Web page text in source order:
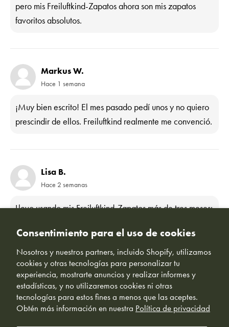
Consentimiento para el uso de cookies
Nosotros y nuestros partners, incluido Shopify, utilizamos
cookies y otras tecnologías para personalizar tu
experiencia, mostrarte anuncios y realizar informes y
estadísticas, y no utilizaremos cookies ni otras
tecnologías para estos fines a menos que las aceptes.
Obtén más información en nuestra Política de privacidad
pero mis Freiluftkind-Zapatos ahora son mis zapatos
favoritos absolutos.
Markus W.
Hace 1 semana
¡Muy bien escrito! El mes pasado pedí unos y no quiero
prescindir de ellos. Freiluftkind realmente me convenció.
Lisa B.
Hace 2 semanas
Llevo usando mis Freiluftkind-Zapatos más de tres meses:
totalmente natural. ¡Gran artículo!